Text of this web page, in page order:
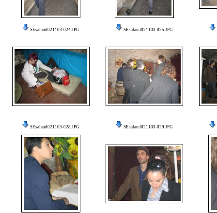
SEsalaud021103-024.JPG SEsalaud021103-025.JPG
SEsalaud021103-028.JPG SEsalaud021103-029.JPG